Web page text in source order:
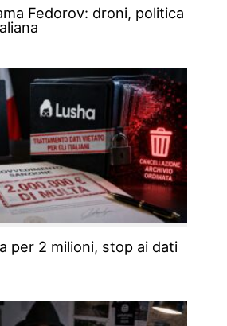
Fedorov: droni, politica
per 2 milioni, stop ai dati